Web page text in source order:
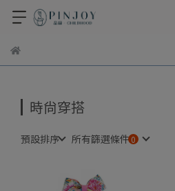
時尚穿搭
預設排序 所有篩選條件